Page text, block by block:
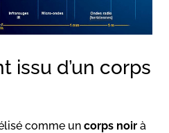
issu d’un corps
comme un corps noir à